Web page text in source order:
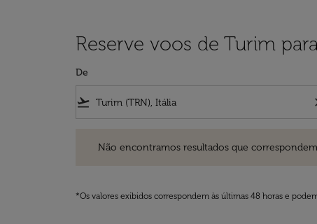
Reserve voos de Turim
De
flight_takeoff
Não encontramos resultados que
*Os valores exibidos correspondem às últimas 48 horas e